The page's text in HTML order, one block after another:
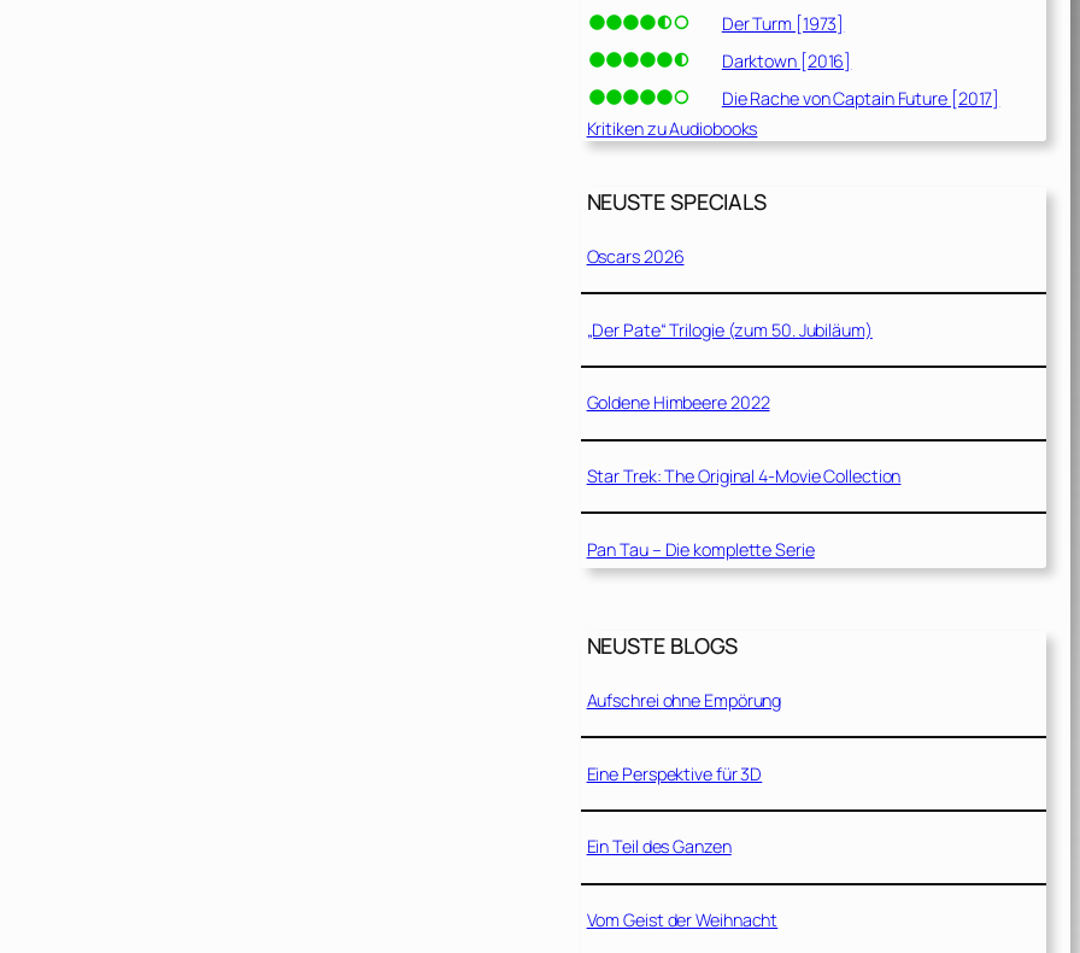
Der Turm [1973]
Darktown [2016]
Die Rache von Captain Future [2017]
Kritiken zu Audiobooks
NEUSTE SPECIALS
Oscars 2026
„Der Pate“ Trilogie (zum 50. Jubiläum)
Goldene Himbeere 2022
Star Trek: The Original 4-Movie Collection
Pan Tau – Die komplette Serie
NEUSTE BLOGS
Aufschrei ohne Empörung
Eine Perspektive für 3D
Ein Teil des Ganzen
Vom Geist der Weihnacht